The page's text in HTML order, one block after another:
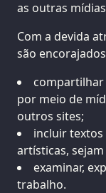
as outras
Com a devida
são
compartilhar
por meio de
outros sites;
incluir textos
artísticas,
examinar,
trabalho.